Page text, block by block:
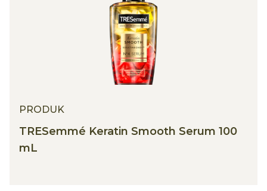
PRODUK
TRESemmé Keratin Smooth Serum 100
mL